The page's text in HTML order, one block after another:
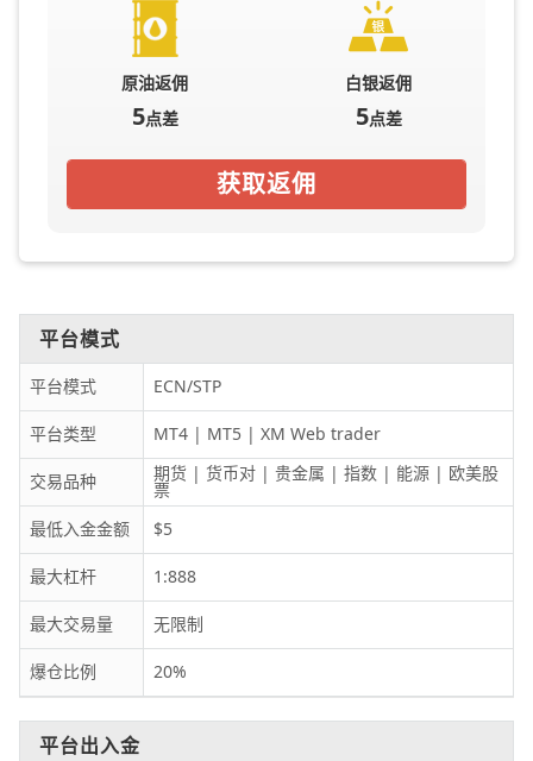
原油返佣
5点差
白银返佣
5点差
获取返佣
平台模式
平台模式 ECN/STP
平台类型 MT4 | MT5 | XM Web trader
交易品种 期货 | 货币对 | 贵金属 | 指数 | 能源 | 欧美股
票
最低入金金额
$5
最大杠杆 1:888
最大交易量 无限制
爆仓比例 20%
平台出入金